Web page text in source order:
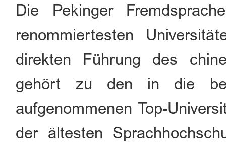
Die Pekinger
renommiertesten
direkten Führung des
gehört zu den in die
aufgenommenen Top-
der ältesten